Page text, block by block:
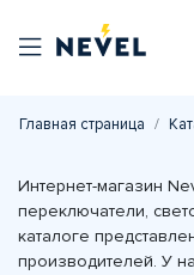
Главная страница
Интернет-магазин
переключатели,
каталоге
производителей. У